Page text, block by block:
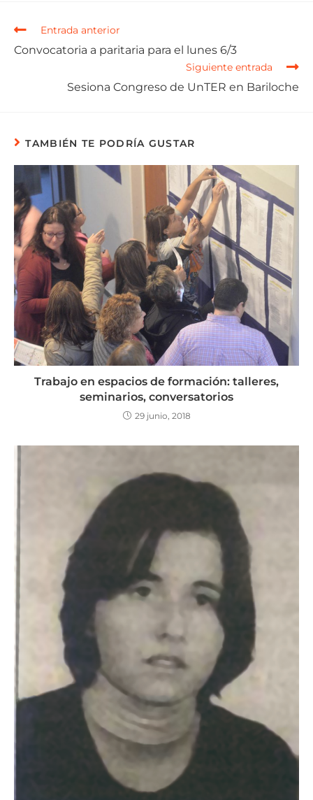
Entrada anterior
Convocatoria a paritaria para el lunes 6/3
Siguiente entrada
Sesiona Congreso de UnTER en Bariloche
TAMBIÉN TE PODRÍA GUSTAR
Trabajo en espacios de formación: talleres,
seminarios, conversatorios
29 junio, 2018